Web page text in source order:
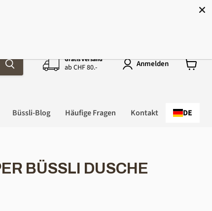
Gratis Versand
ab CHF 80.- Anmelden
Büssli-Blog Häufige Fragen Kontakt DE
BÜSSLI DUSCHE